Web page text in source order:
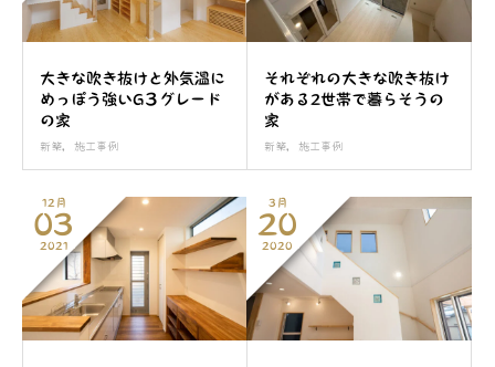
大きな吹き抜けと外気温に
めっぽう強いG３グレード
の家
新築, 施工事例
それぞれの大きな吹き抜け
がある2世帯で暮らそうの
家
新築, 施工事例
12月
03
2021
3月
20
2020